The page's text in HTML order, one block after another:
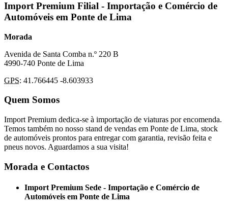
Import Premium Filial - Importação e Comércio de
Automóveis em Ponte de Lima
Morada
Avenida de Santa Comba n.º 220 B
4990-740 Ponte de Lima
GPS: 41.766445 -8.603933
Quem Somos
Import Premium dedica-se à importação de viaturas por encomenda.
Temos também no nosso stand de vendas em Ponte de Lima, stock
de automóveis prontos para entregar com garantia, revisão feita e
pneus novos. Aguardamos a sua visita!
Morada e Contactos
Import Premium Sede - Importação e Comércio de
Automóveis em Ponte de Lima